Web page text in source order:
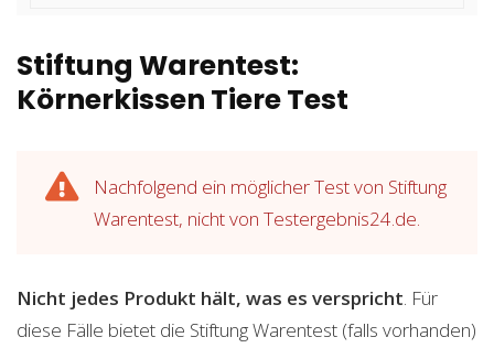
Stiftung Warentest:
Körnerkissen Tiere Test
Nachfolgend ein möglicher Test von Stiftung
Warentest, nicht von Testergebnis24.de.
Nicht jedes Produkt hält, was es verspricht. Für
diese Fälle bietet die Stiftung Warentest (falls vorhanden)